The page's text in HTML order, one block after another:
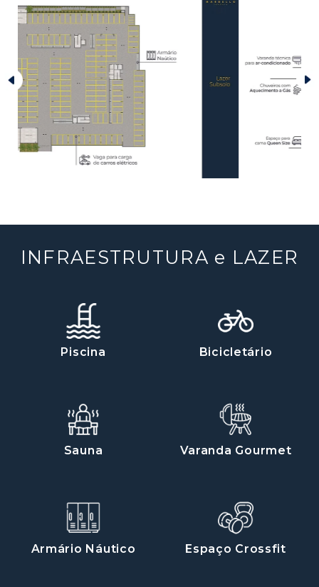
INFRAESTRUTURA e LAZER
Piscina Bicicletário
Sauna Varanda Gourmet
Armário Náutico Espaço Crossfit